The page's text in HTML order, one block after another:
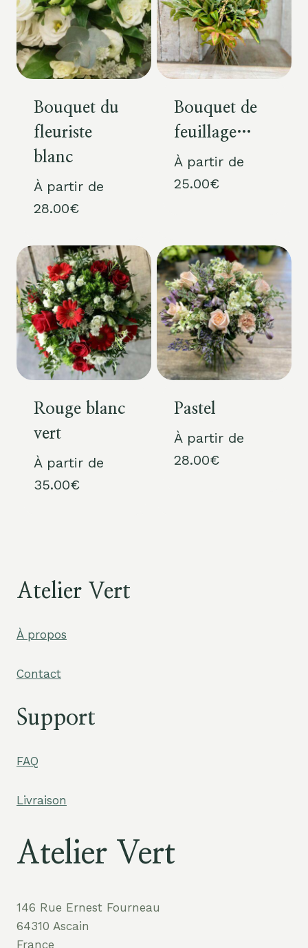
Bouquet du
fleuriste
blanc
À partir de
28.00€
Bouquet de
feuillage…
À partir de
25.00€
Rouge blanc
vert
À partir de
35.00€
Pastel
À partir de
28.00€
Atelier Vert
À propos
Contact
Support
FAQ
Livraison
Atelier Vert
146 Rue Ernest Fourneau
64310 Ascain
France